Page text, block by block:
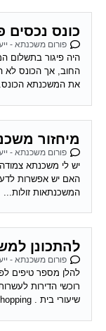
כונס נכסים
פורום משכנתא -
היה פיגור בתשלום
החוב, אך הכונס לא
את המשכנתא
מיחזור
פורום משכנתא -
האם יש אפשרות
המשכנתאות זולות...
להתכונן
פורום משכנתא -
להלן מספר טיפים
שיעורי בית . shopping...